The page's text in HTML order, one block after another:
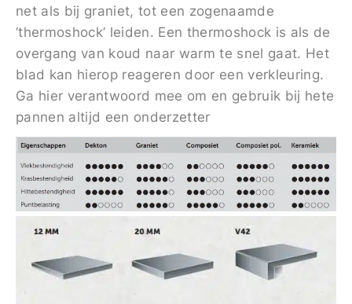
net als bij graniet, tot een zogenaamde
‘thermoshock’ leiden. Een thermoshock is als de
overgang van koud naar warm te snel gaat. Het
blad kan hierop reageren door een verkleuring.
Ga hier verantwoord mee om en gebruik bij hete
pannen altijd een onderzetter